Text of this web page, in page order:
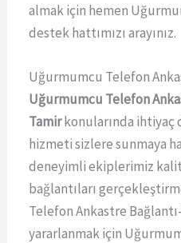
almak için hemen
destek hattımızı arayınız.
Uğurmumcu Telefon
Uğurmumcu Telefon
Tamirkonularında
hizmeti sizlere sunmaya
deneyimli ekiplerimiz
bağlantıları
Telefon Ankastre
yararlanmak için